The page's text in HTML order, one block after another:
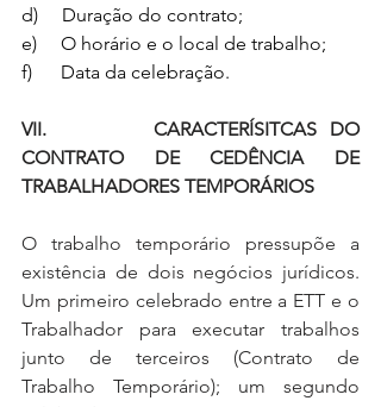
d)     Duração do contrato;
e)     O horário e o local de trabalho;
f)      Data da celebração.
VII.        CARACTERÍSITCAS DO
CONTRATO DE CEDÊNCIA DE
TRABALHADORES TEMPORÁRIOS
O trabalho temporário pressupõe a
existência de dois negócios jurídicos.
Um primeiro celebrado entre a ETT e o
Trabalhador para executar trabalhos
junto de terceiros (Contrato de
Trabalho Temporário); um segundo